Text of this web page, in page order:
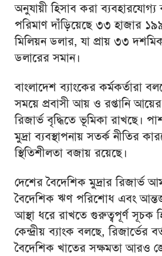
অনুযায়ী হিসাব করা ব্যবহারযোগ্য
পরিমাণ দাঁড়িয়েছে ৩৩ হাজার
মিলিয়ন ডলার, যা প্রায় ৩৩
ডলারের সমান।
বাংলাদেশ ব্যাংকের কর্মকর্তারা
সময়ে প্রবাসী আয় ও রপ্তানি
রিজার্ভ বৃদ্ধিতে ভূমিকা রাখছে।
মুদ্রা ব্যবস্থাপনায় সতর্ক নীতির
স্থিতিশীলতা বজায় রয়েছে।
দেশের বৈদেশিক মুদ্রার রিজার্ভ
বৈদেশিক ঋণ পরিশোধ এবং
আস্থা ধরে রাখতে গুরুত্বপূর্ণ সূচক
কেন্দ্রীয় ব্যাংক বলছে, রিজার্ভের
বৈদেশিক খাতের সক্ষমতা আরও